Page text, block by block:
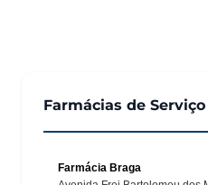
Farmácias de Serviço